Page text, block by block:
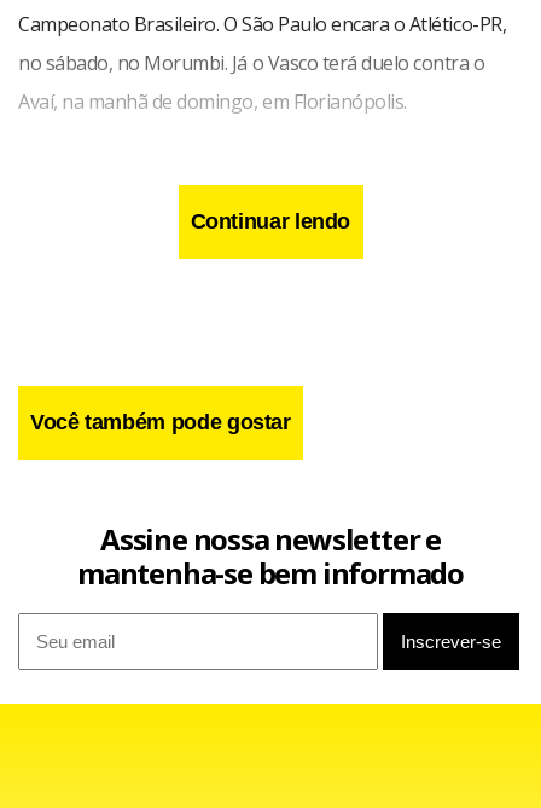
Campeonato Brasileiro. O São Paulo encara o Atlético-PR,
no sábado, no Morumbi. Já o Vasco terá duelo contra o
Avaí, na manhã de domingo, em Florianópolis.
O jogo
O Vasco começou a partida pressionando o São Paulo. Os
Continuar lendo
Você também pode gostar
Assine nossa newsletter e
mantenha-se bem informado